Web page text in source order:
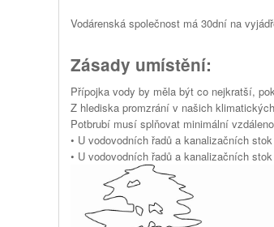
Vodárenská společnost má 30dní na
Zásady umístění:
Přípojka vody by měla být co nejkratší,
Z hlediska promzrání v našich
Potbrubí musí splňovat minimální
• U vodovodních řadů a kanalizačních
• U vodovodních řadů a kanalizačních